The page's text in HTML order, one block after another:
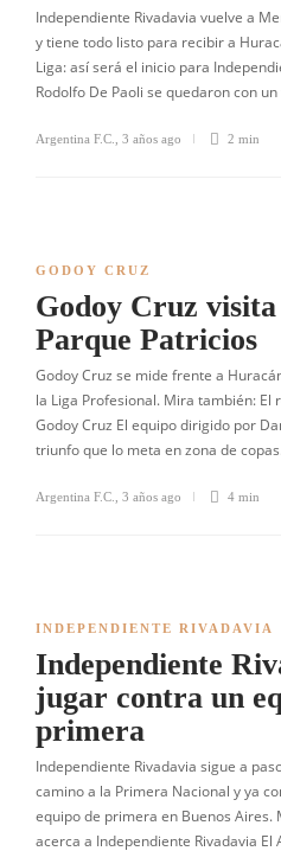
Independiente Rivadavia vuelve a
y tiene todo listo para recibir a
Liga: así será el inicio para
Rodolfo De Paoli se quedaron con
Argentina F.C. 3 años ago 2 min
GODOY CRUZ
Godoy Cruz
Parque Patricios
Godoy Cruz se mide frente a
la Liga Profesional. Mira también: El
Godoy Cruz El equipo dirigido por
triunfo que lo meta en zona de
Argentina F.C. 3 años ago 4 min
INDEPENDIENTE RIVADAVIA
Independiente
jugar contra un
primera
Independiente Rivadavia sigue a
camino a la Primera Nacional y ya
equipo de primera en Buenos Aires.
acerca a Independiente Rivadavia